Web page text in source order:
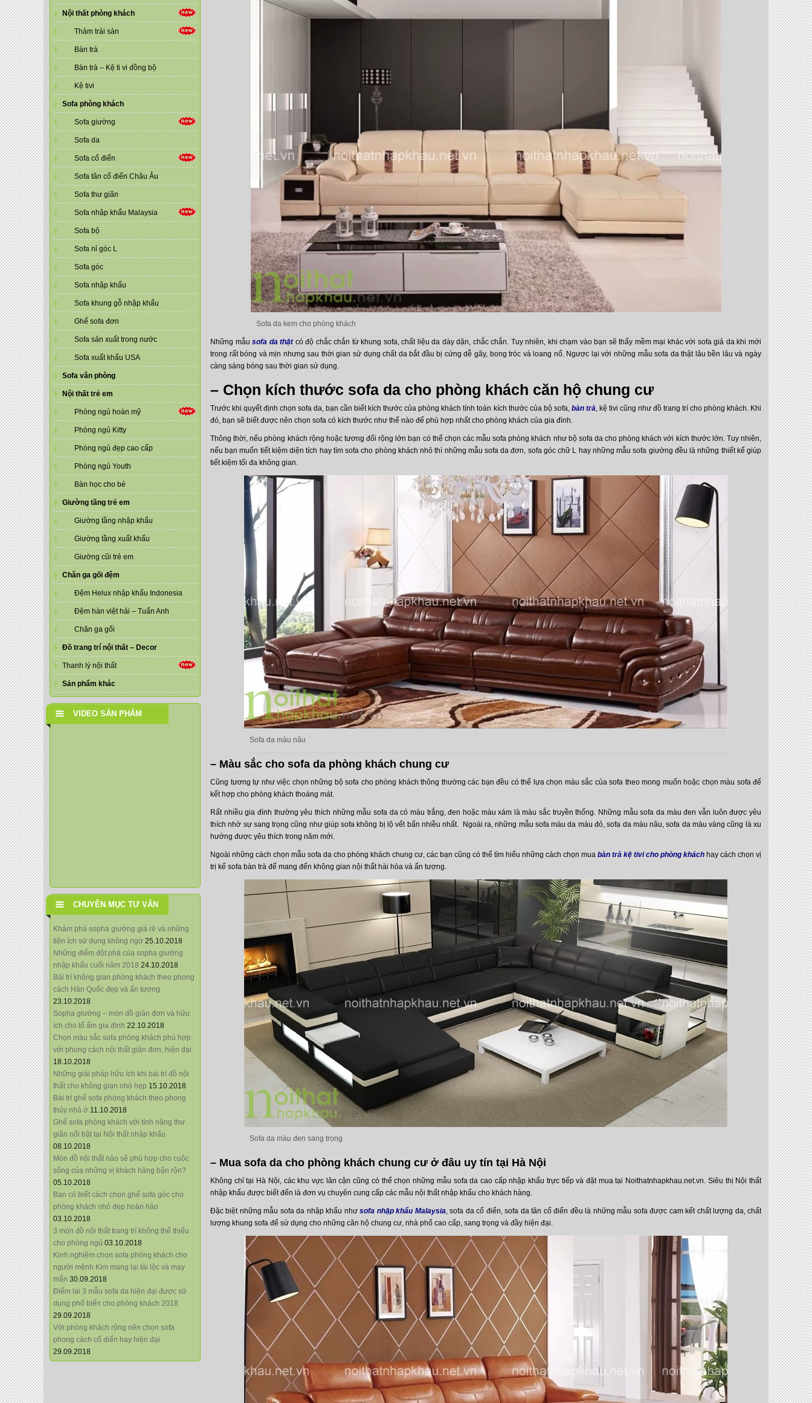
Nội thất phòng khách
Thảm trải sàn
Bàn trà
Bàn trà – Kệ ti vi đồng bộ
Kệ tivi
Sofa phòng khách
Sofa giường
Sofa da
Sofa cổ điển
Sofa tân cổ điển Châu Âu
Sofa thư giãn
Sofa nhập khẩu Malaysia
Sofa bộ
Sofa nỉ góc L
Sofa góc
Sofa nhập khẩu
Sofa khung gỗ nhập khẩu
Ghế sofa đơn
Sofa sản xuất trong nước
Sofa xuất khẩu USA
Sofa văn phòng
Nội thất trẻ em
Phòng ngủ hoàn mỹ
Phòng ngủ Kitty
Phòng ngủ đẹp cao cấp
Phòng ngủ Youth
Bàn học cho bé
Giường tầng trẻ em
Giường tầng nhập khẩu
Giường tầng xuất khẩu
Giường cũi trẻ em
Chăn ga gối đệm
Đệm Helux nhập khẩu Indonesia
Đệm hàn việt hải – Tuấn Anh
Chăn ga gối
Đồ trang trí nội thất – Decor
Thanh lý nội thất
Sản phẩm khác
VIDEO SẢN PHẨM
CHUYÊN MỤC TƯ VẤN
Khám phá sopha giường giá rẻ và những
tiện ích sử dụng không ngờ 25.10.2018
Những điểm đột phá của sopha giường
nhập khẩu cuối năm 2018 24.10.2018
Bài trí không gian phòng khách theo phong
cách Hàn Quốc đẹp và ấn tượng
23.10.2018
Sopha giường – món đồ giản đơn và hữu
ích cho tổ ấm gia đình 22.10.2018
Chọn màu sắc sofa phòng khách phù hợp
với phong cách nội thất giản đơn, hiện đại
18.10.2018
Những giải pháp hữu ích khi bài trí đồ nội
thất cho không gian nhỏ hẹp 15.10.2018
Bài trí ghế sofa phòng khách theo phong
thủy nhà ở 11.10.2018
Ghế sofa phòng khách với tính năng thư
giãn nổi bật tại Nội thất nhập khẩu
08.10.2018
Món đồ nội thất nào sẽ phù hợp cho cuộc
sống của những vị khách hàng bận rộn?
05.10.2018
Bạn có biết cách chọn ghế sofa góc cho
phòng khách nhỏ đẹp hoàn hảo
03.10.2018
3 món đồ nội thất trang trí không thể thiếu
cho phòng ngủ 03.10.2018
Kinh nghiệm chọn sofa phòng khách cho
người mệnh Kim mang lại tài lộc và may
mắn 30.09.2018
Điểm lại 3 mẫu sofa da hiện đại được sử
dụng phổ biến cho phòng khách 2018
29.09.2018
Với phòng khách rộng nên chọn sofa
phong cách cổ điển hay hiện đại
29.09.2018
Sofa da kem cho phòng khách
Những mẫusofa da thậtcó độ chắc chắn từ khung sofa, chất liệu da dày dặn, chắc chắn. Tuy nhiên, khi chạm vào bạn sẽ thấy mềm mại khác với sofa giả da khi mới
trong rất bóng và mịn nhưng sau thời gian sử dụng chất da bắt đầu bị cứng dễ gãy, bong tróc và loang nổ. Ngược lại với những mẫu sofa da thật lâu bền lâu và ngày
càng sáng bóng sau thời gian sử dụng.
– Chọn kích thước sofa da cho phòng khách căn hộ chung cư
Trước khi quyết định chọn sofa da, bạn cần biết kích thước của phòng khách tính toán kích thước của bộ sofa, bàn trà, kệ tivi cũng như đồ trang trí cho phòng khách. Khi
đó, bạn sẽ biết được nên chọn sofa có kích thước như thế nào để phù hợp nhất cho phòng khách của gia đình.
Thông thời, nếu phòng khách rộng hoặc tương đối rộng lớn bạn có thể chọn các mẫu sofa phòng khách như bộ sofa da cho phòng khách với kích thước lớn. Tuy nhiên,
nếu bạn muốn tiết kiệm diện tích hay tìm sofa cho phòng khách nhỏ thì những mẫu sofa da đơn, sofa góc chữ L hay những mẫu sofa giường đều là những thiết kế giúp
tiết kiệm tối đa không gian.
Sofa da màu nâu
– Màu sắc cho sofa da phòng khách chung cư
Cũng tương tự như việc chọn những bộ sofa cho phòng khách thông thường các bạn đều có thể lựa chọn màu sắc của sofa theo mong muốn hoặc chọn màu sofa để
kết hợp cho phòng khách thoáng mát.
Rất nhiều gia đình thường yêu thích những mẫu sofa da có màu trắng, đen hoặc màu xám là màu sắc truyền thống. Những mẫu sofa da màu đen vẫn luôn được yêu
thích nhờ sự sang trọng cũng như giúp sofa không bị lộ vết bẩn nhiều nhất.
Ngoài ra, những mẫu sofa màu da màu đỏ, sofa da màu nâu, sofa da màu vàng cũng là xu
hướng được yêu thích trong năm mới.
Ngoài những cách chọn mẫu sofa da cho phòng khách chung cư, các bạn cũng có thể tìm hiểu những cách chọn mua bàn trà kệ tivi cho phòng khách hay cách chọn vị
trị kế sofa bàn trà để mang đến không gian nội thất hài hòa và ấn tượng.
Sofa da màu đen sang trọng
– Mua sofa da cho phòng khách chung cư ở đâu uy tín tại Hà Nội
Không chỉ tại Hà Nội, các khu vực lân cận cũng có thể chọn những mẫu sofa da cao cấp nhập khẩu trực tiếp và đặt mua tại Noithatnhapkhau.net.vn. Siêu thị Nội thất
nhập khẩu được biết đến là đơn vụ chuyên cung cấp các mẫu nội thất nhập khẩu cho khách hàng.
Đặc biệt những mẫu sofa da nhập khẩu nhưsofa nhập khẩu Malaysia, sofa da cổ điển, sofa da tân cổ điển đều là những mẫu sofa được cam kết chất lượng da, chất
lượng khung sofa để sử dụng cho những căn hộ chung cư, nhà phố cao cấp, sang trọng và đầy hiện đại.